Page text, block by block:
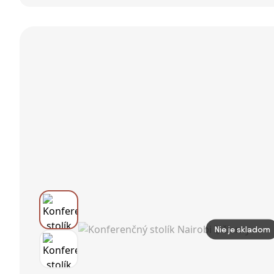
Nie je skladom